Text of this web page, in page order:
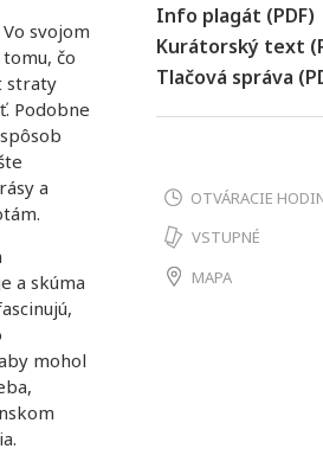
svojom
čo
straty
Podobne
a
a skúma
mohol
Info plagát (PDF)
Kurátorský text
Tlačová správa
OTVÁRACIE
VSTUPNÉ
MAPA